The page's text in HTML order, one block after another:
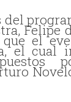
Felipe
el
el cual